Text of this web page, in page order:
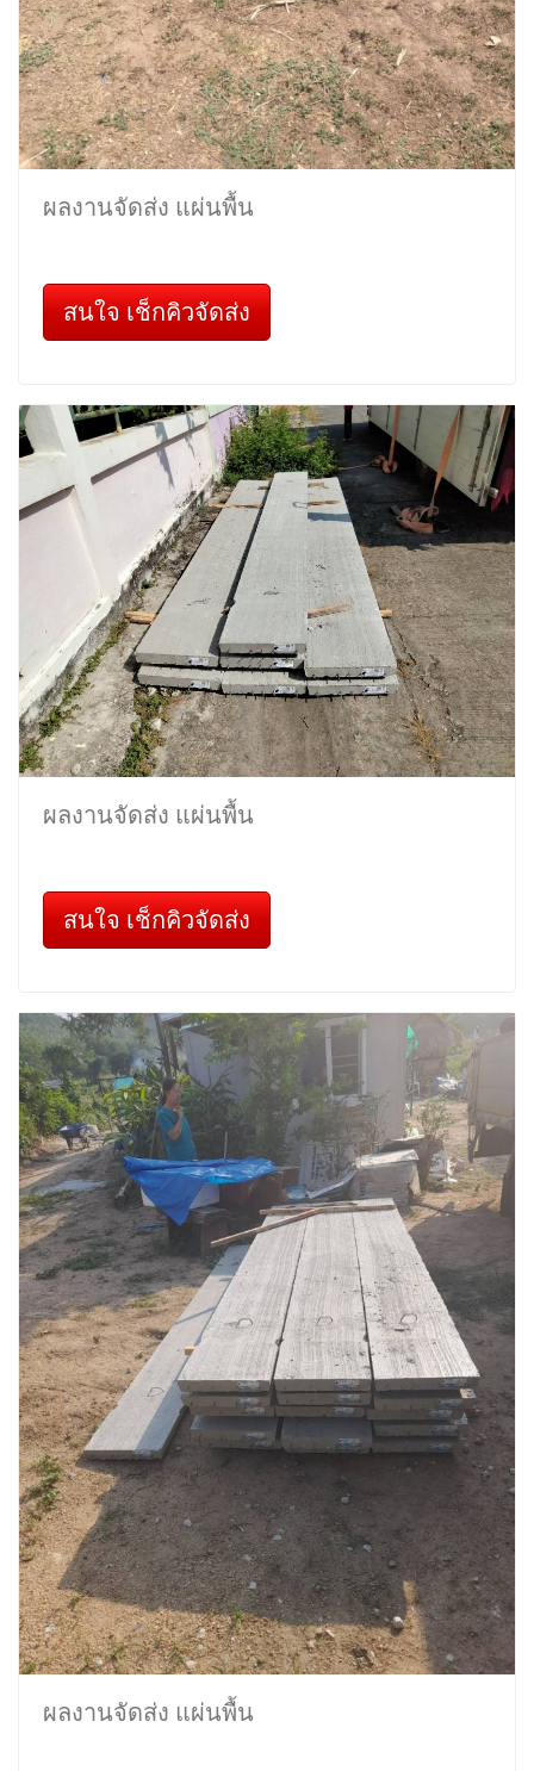
ผลงานจัดส่ง แผ่นพื้น
สนใจ เช็กคิวจัดส่ง
ผลงานจัดส่ง แผ่นพื้น
สนใจ เช็กคิวจัดส่ง
ผลงานจัดส่ง แผ่นพื้น